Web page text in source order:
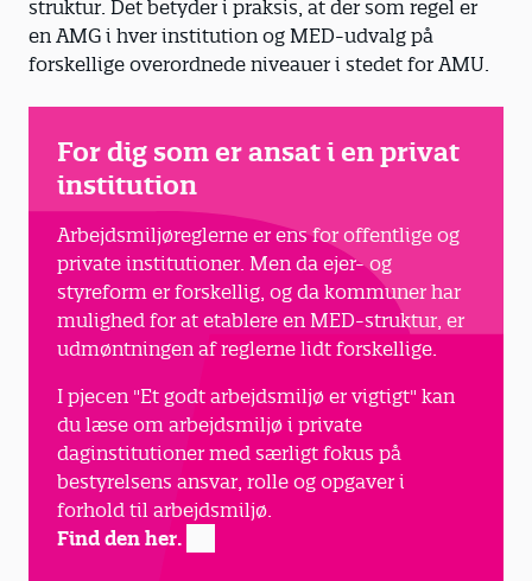
struktur. Det betyder i praksis, at der som regel er
en AMG i hver institution og MED-udvalg på
forskellige overordnede niveauer i stedet for AMU.
For dig som er ansat i en privat
institution
Arbejdsmiljøreglerne er ens for offentlige og
private institutioner. Men da ejer- og
styreform er forskellig, og da kommuner har
mulighed for at etablere en MED-struktur, er
udmøntningen af reglerne lidt forskellige.
I pjecen "Et godt arbejdsmiljø er vigtigt" kan
du læse om arbejdsmiljø i private
daginstitutioner med særligt fokus på
bestyrelsens ansvar, rolle og opgaver i
forhold til arbejdsmiljø.
Find den her.